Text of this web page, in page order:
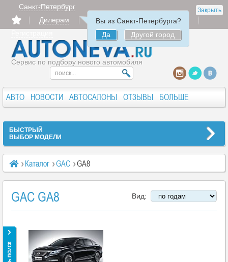
Закрыть
Санкт-Петербург
Вы из Санкт-Петербурга?
Да
Другой город
Дилерам Продать
Авторизация
Сервис по подбору нового автомобиля
АВТО НОВОСТИ АВТОСАЛОНЫ ОТЗЫВЫ БОЛЬШЕ
БЫСТРЫЙ
ВЫБОР МОДЕЛИ
Каталог GAC GA8
Вид:
GAC GA8